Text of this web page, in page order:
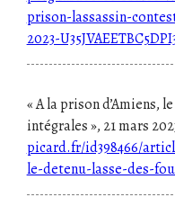
prison-lassassin-
2023-
« A la prison d’Amiens,
intégrales », 21 mars
picard.fr/id398466/
le-detenu-lasse-des-